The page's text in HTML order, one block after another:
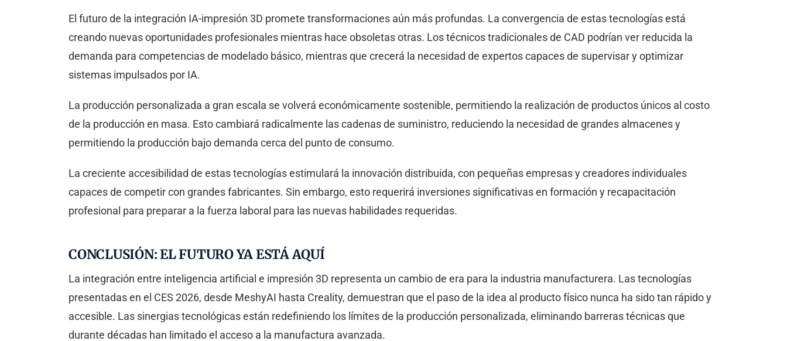
El futuro de la integración IA-impresión 3D promete transformaciones aún más profundas. La convergencia de estas tecnologías está
creando nuevas oportunidades profesionales mientras hace obsoletas otras. Los técnicos tradicionales de CAD podrían ver reducida la
demanda para competencias de modelado básico, mientras que crecerá la necesidad de expertos capaces de supervisar y optimizar
sistemas impulsados por IA.
La producción personalizada a gran escala se volverá económicamente sostenible, permitiendo la realización de productos únicos al costo
de la producción en masa. Esto cambiará radicalmente las cadenas de suministro, reduciendo la necesidad de grandes almacenes y
permitiendo la producción bajo demanda cerca del punto de consumo.
La creciente accesibilidad de estas tecnologías estimulará la innovación distribuida, con pequeñas empresas y creadores individuales
capaces de competir con grandes fabricantes. Sin embargo, esto requerirá inversiones significativas en formación y recapacitación
profesional para preparar a la fuerza laboral para las nuevas habilidades requeridas.
CONCLUSIÓN: EL FUTURO YA ESTÁ AQUÍ
La integración entre inteligencia artificial e impresión 3D representa un cambio de era para la industria manufacturera. Las tecnologías
presentadas en el CES 2026, desde MeshyAI hasta Creality, demuestran que el paso de la idea al producto físico nunca ha sido tan rápido y
accesible. Las sinergias tecnológicas están redefiniendo los límites de la producción personalizada, eliminando barreras técnicas que
durante décadas han limitado el acceso a la manufactura avanzada.